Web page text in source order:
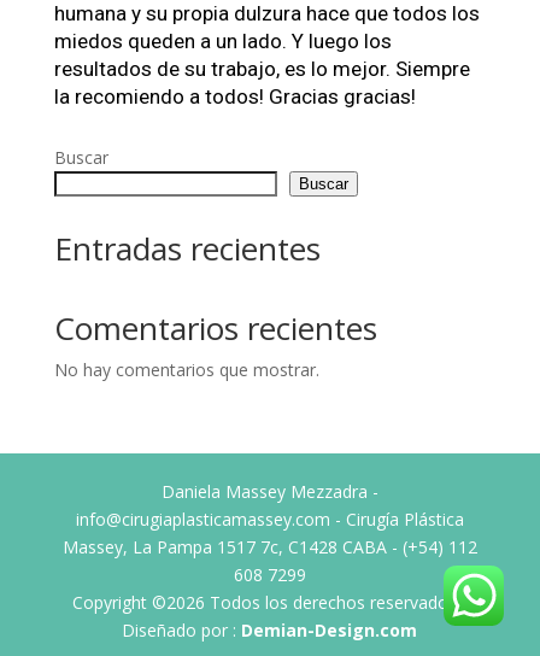
humana y su propia dulzura hace que todos los
miedos queden a un lado. Y luego los
resultados de su trabajo, es lo mejor. Siempre
la recomiendo a todos! Gracias gracias!
Buscar
Buscar
Entradas recientes
Comentarios recientes
No hay comentarios que mostrar.
Daniela Massey Mezzadra -
info@cirugiaplasticamassey.com - Cirugía Plástica
Massey, La Pampa 1517 7c, C1428 CABA - (+54) 112
608 7299
Copyright ©2026 Todos los derechos reservados -
Diseñado por : Demian-Design.com